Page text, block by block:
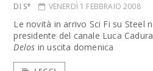
DI S* VENERDÌ 1 FEBBRAIO 2008
Le novità in arrivo Sci Fi su Steel
presidente del canale Luca
Delos in uscita domenica